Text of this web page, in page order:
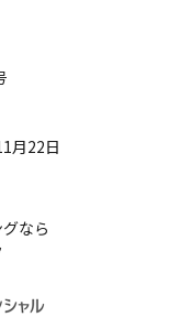
月22日
なら